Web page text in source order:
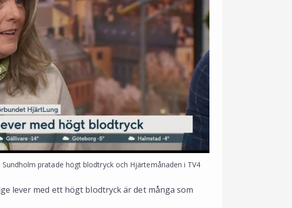
pratade högt blodtryck och Hjärtemånaden i TV4
lever med ett högt blodtryck är det många som